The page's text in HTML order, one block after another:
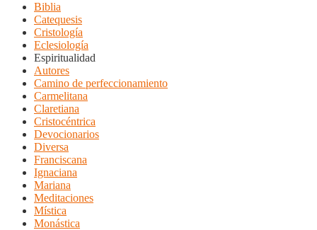
Biblia
Catequesis
Cristología
Eclesiología
Espiritualidad
Autores
Camino de perfeccionamiento
Carmelitana
Claretiana
Cristocéntrica
Devocionarios
Diversa
Franciscana
Ignaciana
Mariana
Meditaciones
Mística
Monástica